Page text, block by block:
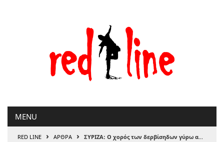
MENU
RED LINE › ΑΡΘΡΑ › ΣΥΡΙΖΑ: Ο χορός των δερβίσηδων γύρω από τον Τσίπρα, του Αλέκου Αναγνωστάκη